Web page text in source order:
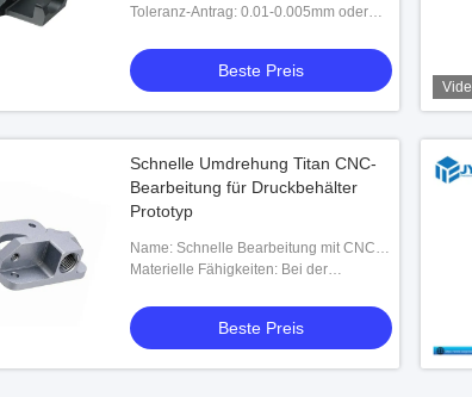
Zeichnung des Kunden
Toleranz-Antrag: 0.01-0.005mm oder
Beste Preis
Schnelle Umdrehung Titan CNC-
Bearbeitung für Druckbehälter
Prototyp
Name: Schnelle Bearbeitung mit CNC-
Bearbeitung von Titan
Materielle Fähigkeiten: Bei der
2.5Zr、Ti-Mo-Ni、Ti-Pd、SP-700、Ti-
6242、Ti-10-5-3、Ti-1023、BT9、BT
Beste Preis